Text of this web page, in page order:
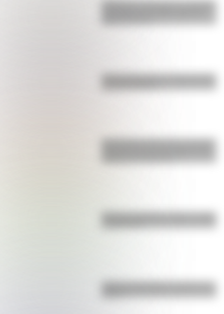
Inhibición conductual: la habilidad
Parque Ibirapuera, el "Central Park"
San Clemente del Tuyú: conocé la
visitadas de Argentina
Bandera de Bolivia: historia, origen